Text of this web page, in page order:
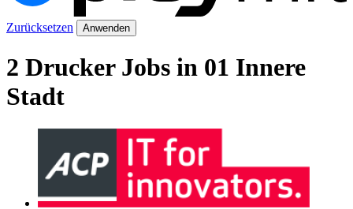
Zurücksetzen Anwenden
2 Drucker Jobs in 01 Innere
Stadt